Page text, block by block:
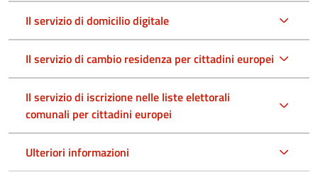
Il servizio di domicilio digitale
Il servizio di cambio residenza per cittadini europei
Il servizio di iscrizione nelle liste elettorali
comunali per cittadini europei
Ulteriori informazioni